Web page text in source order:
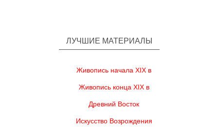
ЛУЧШИЕ МАТЕРИАЛЫ
Живопись начала XIX в
Живопись конца XIX в
Древний Восток
Искусство Возрождения